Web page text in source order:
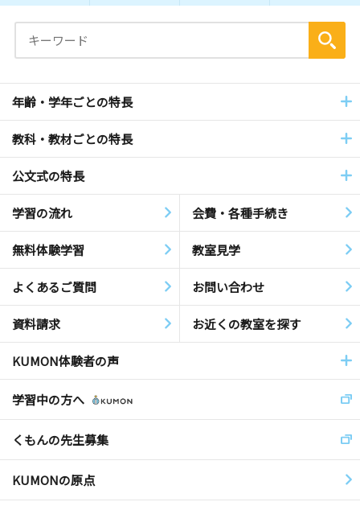
年齢・学年ごとの特長
教科・教材ごとの特長
公文式の特長
学習の流れ 会費・各種手続き
無料体験学習 教室見学
よくあるご質問 お問い合わせ
資料請求 お近くの教室を探す
KUMON体験者の声
学習中の方へ
くもんの先生募集
KUMONの原点